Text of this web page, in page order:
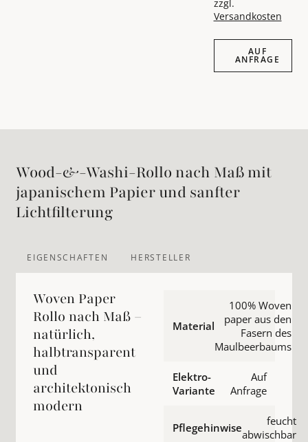
zzgl.
Versandkosten
Auf Anfrage
AUF
ANFRAGE
Wood-&-Washi-Rollo nach Maß mit
japanischem Papier und sanfter
Lichtfilterung
EIGENSCHAFTEN HERSTELLER
Woven Paper
Rollo nach Maß –
natürlich,
halbtransparent
und
architektonisch
modern
Material
100% Woven
paper aus den
Fasern des
Maulbeerbaums
Elektro-
Variante
Auf
Anfrage
Pflegehinwise
feucht
abwischbar